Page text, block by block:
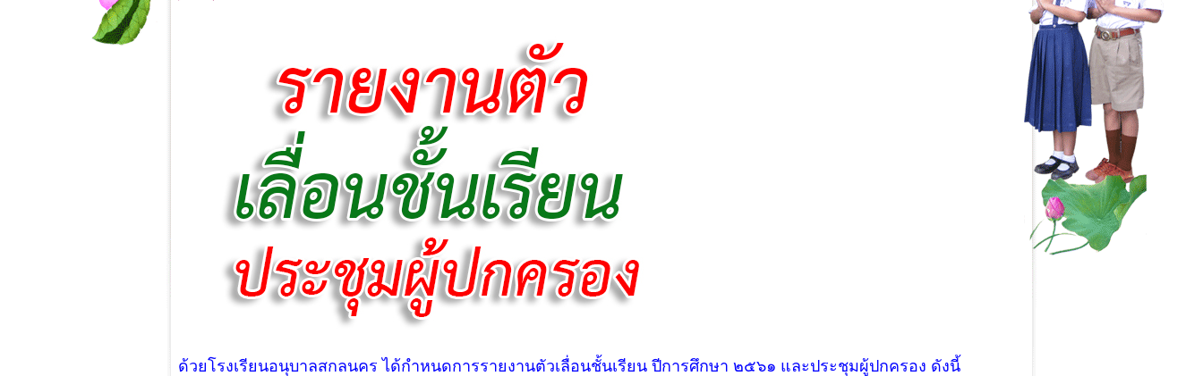
ด้วยโรงเรียนอนุบาลสกลนคร ได้กำหนดการรายงานตัวเลื่อนชั้นเรียน ปีการศึกษา ๒๕๖๑ และประชุมผู้ปกครอง ดังนี้